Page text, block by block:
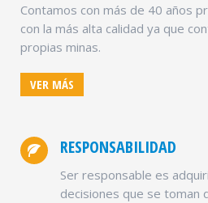
Contamos con más de 40 años
con la más alta calidad ya que
propias minas.
VER MÁS
RESPONSABILIDAD
Ser responsable es
decisiones que se toman